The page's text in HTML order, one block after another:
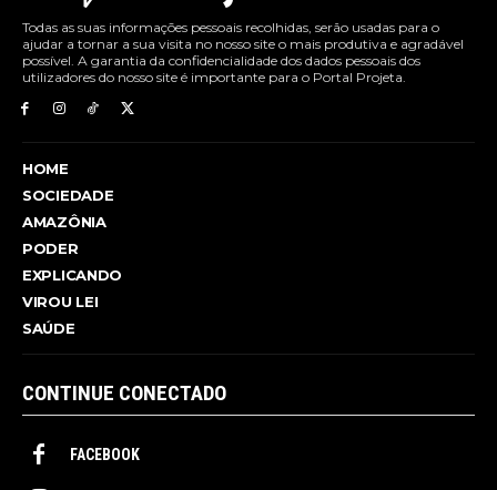
Todas as suas informações pessoais recolhidas, serão usadas para o
ajudar a tornar a sua visita no nosso site o mais produtiva e agradável
possível. A garantia da confidencialidade dos dados pessoais dos
utilizadores do nosso site é importante para o Portal Projeta.
HOME
SOCIEDADE
AMAZÔNIA
PODER
EXPLICANDO
VIROU LEI
SAÚDE
CONTINUE CONECTADO
FACEBOOK